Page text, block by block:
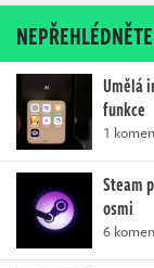
NEPŘEHLÉDNĚTE
Umělá
funkce
1
Steam
osmi
6